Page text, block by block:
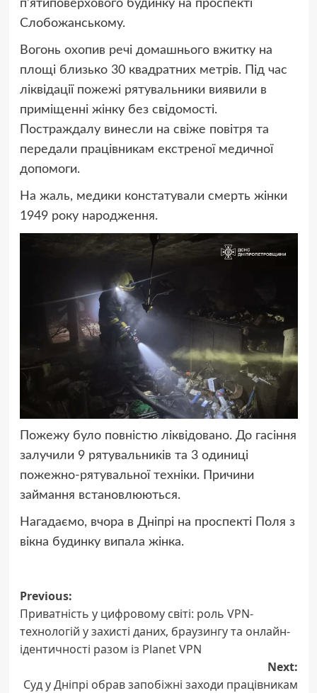
п’ятиповерхового будинку на проспекті
Слобожанському.
Вогонь охопив речі домашнього вжитку на
площі близько 30 квадратних метрів. Під час
ліквідації пожежі рятувальники виявили в
приміщенні жінку без свідомості.
Постраждалу винесли на свіже повітря та
передали працівникам екстреної медичної
допомоги.
На жаль, медики констатували смерть жінки
1949 року народження.
Пожежу було повністю ліквідовано. До гасіння
залучили 9 рятувальників та 3 одиниці
пожежно-рятувальної техніки. Причини
займання встановлюються.
Нагадаємо, вчора в Дніпрі на проспекті Поля з
вікна будинку випала жінка.
Post
navigation
Previous:
Приватність у цифровому світі: роль VPN-
технологій у захисті даних, браузингу та онлайн-
ідентичності разом із Planet VPN
Next:
Суд у Дніпрі обрав запобіжні заходи працівникам